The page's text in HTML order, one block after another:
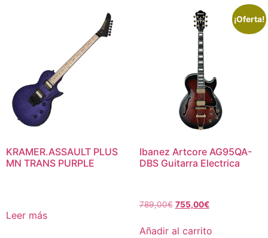
KRAMER.ASSAULT PLUS
MN TRANS PURPLE
Leer más
¡Oferta!
Ibanez Artcore AG95QA-
DBS Guitarra Electrica
789,00€ 755,00€
Añadir al carrito